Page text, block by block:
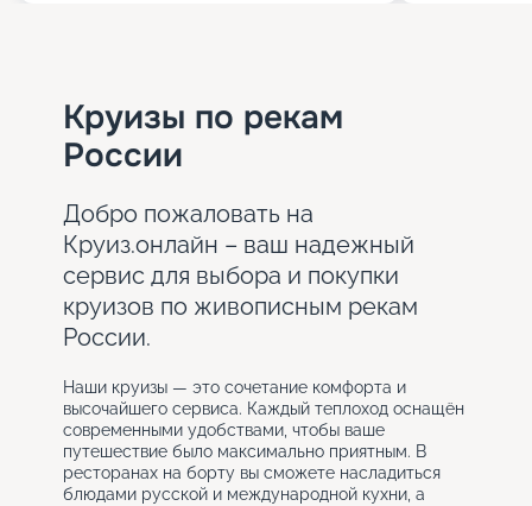
Круизы по рекам
России
Добро пожаловать на
Круиз.онлайн – ваш надежный
сервис для выбора и покупки
круизов по живописным рекам
России.
Наши круизы — это сочетание комфорта и
высочайшего сервиса. Каждый теплоход оснащён
современными удобствами, чтобы ваше
путешествие было максимально приятным. В
ресторанах на борту вы сможете насладиться
блюдами русской и международной кухни, а